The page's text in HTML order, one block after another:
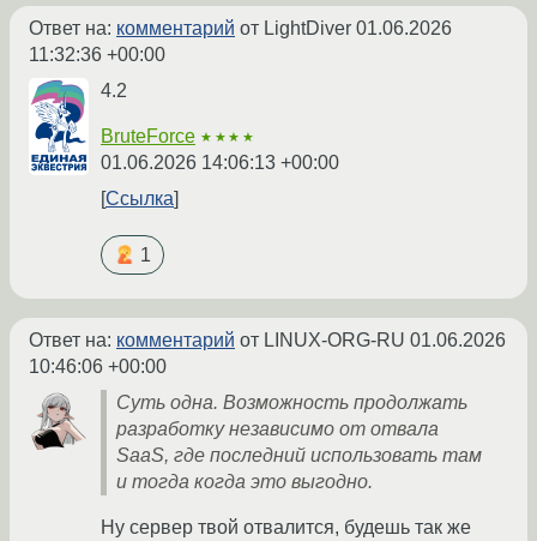
Ответ на: комментарий от LightDiver 01.06.2026
11:32:36 +00:00
4.2
BruteForce ★★★★
01.06.2026 14:06:13 +00:00
Ссылка
1
Ответ на: комментарий от LINUX-ORG-RU 01.06.2026
10:46:06 +00:00
Суть одна. Возможность продолжать
разработку независимо от отвала
SaaS, где последний использовать там
и тогда когда это выгодно.
Ну сервер твой отвалится, будешь так же